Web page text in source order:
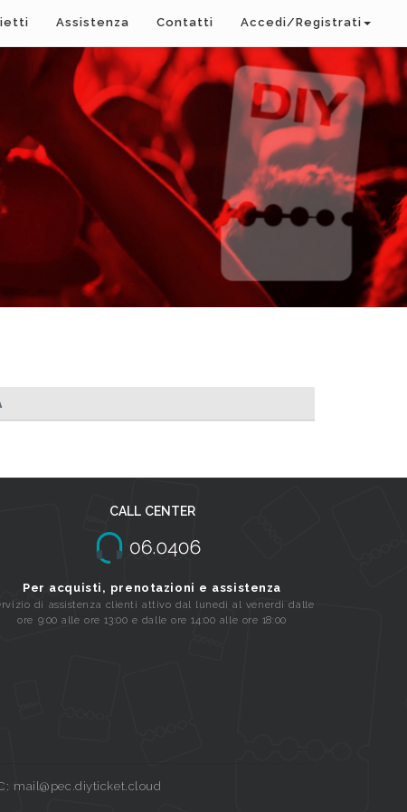
Assistenza Contatti Accedi/Registrati
CALL CENTER
Per acquisti, prenotazioni e assistenza
di assistenza clienti attivo dal lunedi al venerdi dalle
ore 9:00 alle ore 13:00 e dalle ore 14:00 alle ore 18:00
mail@pec.diyticket.cloud